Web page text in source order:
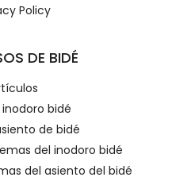
Policy
DE BIDÉ
bidé
de bidé
del inodoro bidé
del asiento del bidé